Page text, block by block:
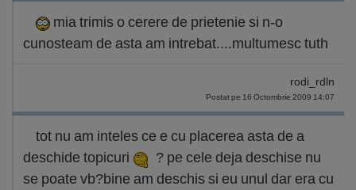
mia trimis o cerere de prietenie si n-o
cunosteam de asta am intrebat....multumesc tuth
rodi_rdln
Postat pe 16 Octombrie 2009 14:07
tot nu am inteles ce e cu placerea asta de a
deschide topicuri
? pe cele deja deschise nu
se poate vb?bine am deschis si eu unul dar era cu